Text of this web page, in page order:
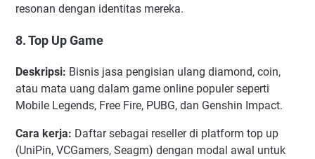
resonan dengan identitas mereka.
8. Top Up Game
Deskripsi: Bisnis jasa pengisian ulang diamond, coin,
atau mata uang dalam game online populer seperti
Mobile Legends, Free Fire, PUBG, dan Genshin Impact.
Cara kerja: Daftar sebagai reseller di platform top up
(UniPin, VCGamers, Seagm) dengan modal awal untuk